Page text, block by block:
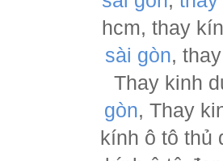
hcm, thay
sài gòn,
Thay kinh
gòn, Thay
kính ô tô